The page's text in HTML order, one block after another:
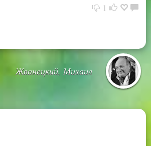
1
Жванецкий, Михаил